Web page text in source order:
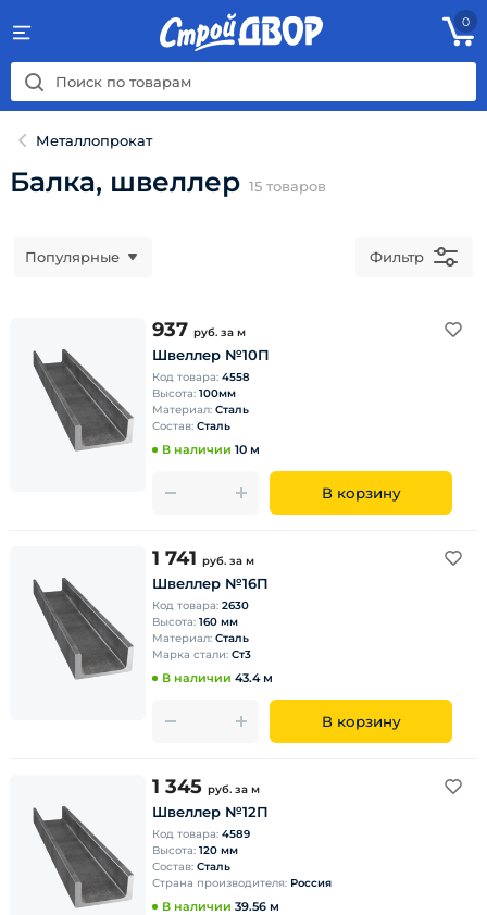
0
Металлопрокат
Балка, швеллер 15 товаров
Популярные Фильтр
937 руб. за м
Швеллер №10П
Код товара: 4558
Высота: 100мм
Материал: Сталь
Состав: Сталь
В наличии 10 м
В корзину
1 741 руб. за м
Швеллер №16П
Код товара: 2630
Высота: 160 мм
Материал: Сталь
Марка стали: Ст3
В наличии 43.4 м
В корзину
1 345 руб. за м
Швеллер №12П
Код товара: 4589
Высота: 120 мм
Состав: Сталь
Страна производителя: Россия
В наличии 39.56 м